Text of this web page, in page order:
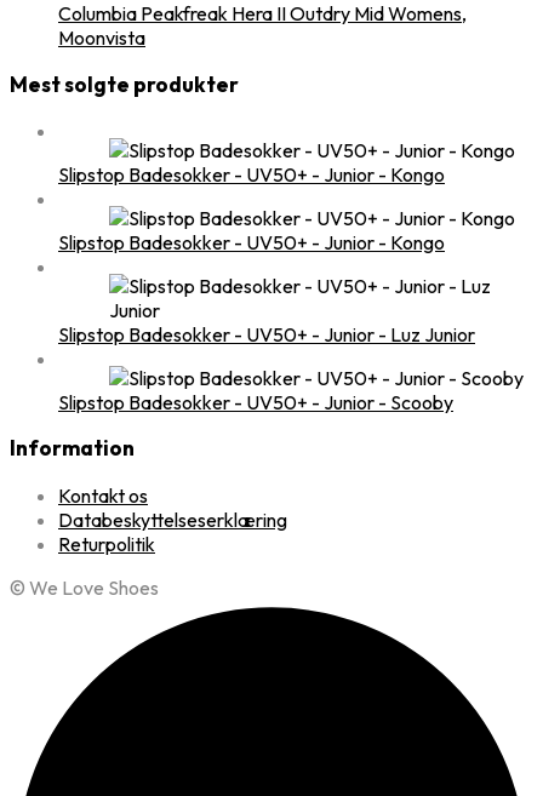
Columbia Peakfreak Hera II Outdry Mid Womens,
Moonvista
Mest solgte produkter
Slipstop Badesokker - UV50+ - Junior - Kongo
Slipstop Badesokker - UV50+ - Junior - Kongo
Slipstop Badesokker - UV50+ - Junior - Luz Junior
Slipstop Badesokker - UV50+ - Junior - Scooby
Information
Kontakt os
Databeskyttelseserklæring
Returpolitik
© We Love Shoes